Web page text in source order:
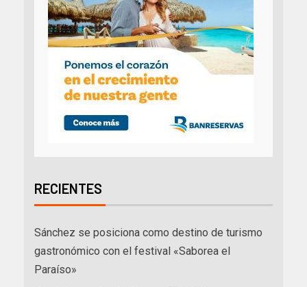
RECIENTES
Sánchez se posiciona como destino de turismo
gastronómico con el festival «Saborea el
Paraíso»